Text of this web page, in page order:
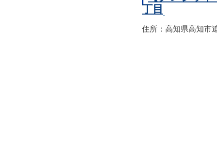
丁目
住所：高知県高知市